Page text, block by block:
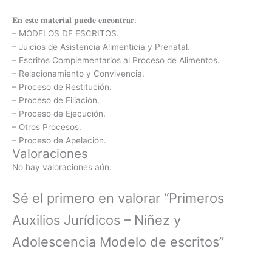
𝐄𝐧 𝐞𝐬𝐭𝐞 𝐦𝐚𝐭𝐞𝐫𝐢𝐚𝐥 𝐩𝐮𝐞𝐝𝐞 𝐞𝐧𝐜𝐨𝐧𝐭𝐫𝐚𝐫:
– MODELOS DE ESCRITOS.
– Juicios de Asistencia Alimenticia y Prenatal.
– Escritos Complementarios al Proceso de Alimentos.
– Relacionamiento y Convivencia.
– Proceso de Restitución.
– Proceso de Filiación.
– Proceso de Ejecución.
– Otros Procesos.
– Proceso de Apelación.
Valoraciones
No hay valoraciones aún.
Sé el primero en valorar “Primeros
Auxilios Jurídicos – Niñez y
Adolescencia Modelo de escritos”